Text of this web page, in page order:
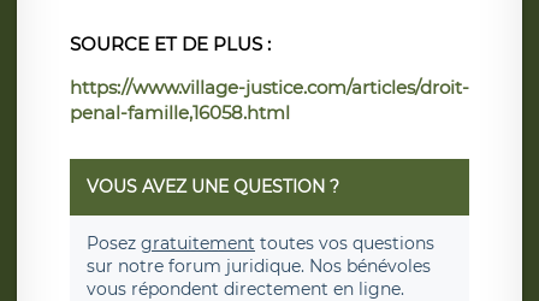
SOURCE ET DE PLUS :
https://www.village-justice.com/articles/droit-
penal-famille,16058.html
VOUS AVEZ UNE QUESTION ?
Posez gratuitement toutes vos questions
sur notre forum juridique. Nos bénévoles
vous répondent directement en ligne.